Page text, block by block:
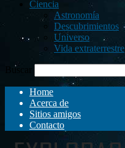
Ciencia
Astronomía
Descubrimientos
Universo
Vida extraterrestre
Buscar
Home
Acerca de
Sitios amigos
Contacto